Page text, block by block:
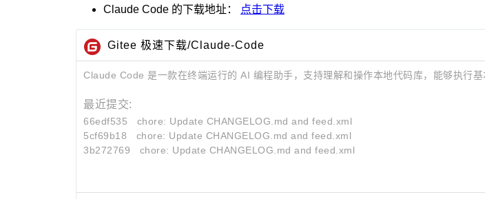
Claude Code 的下载地址： 点击下载
Gitee 极速下载/Claude-Code
Claude Code 是一款在终端运行的 AI 编程助手，支持理解和操作本地代码库，能够执行
最近提交:
66edf535 chore: Update CHANGELOG.md and feed.xml
5cf69b18
chore: Update CHANGELOG.md and feed.xml
3b272769
chore: Update CHANGELOG.md and feed.xml